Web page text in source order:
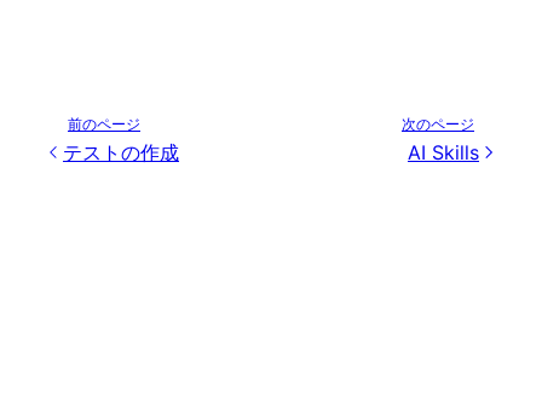
前のページ
テストの作成
次のページ
AI Skills